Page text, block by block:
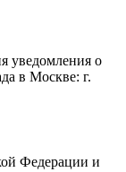
уведомления о
в Москве: г.
Федерации и